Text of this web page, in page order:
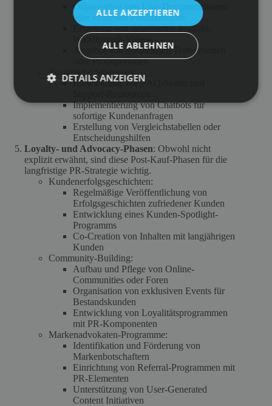
Organisation von Live-Demonstrationen
oder virtuellen Produkttouren
Erstellung von detaillierten Produkt-
Walkthrough-Videos
Angebot von kostenlosen Testversionen
oder Probeperioden
Zusätzliche Strategien:
Entwicklung von FAQ-Seiten und
Implementierung von Chatbots für
sofortige Kundenanfragen
Erstellung von Vergleichstabellen oder
Entscheidungshilfen
Loyalty- und Advocacy-Phasen: Obwohl nicht
explizit erwähnt, sind diese Post-Kauf-Phasen für die
langfristige PR-Strategie wichtig.
Kundenerfolgsgeschichten:
Regelmäßige Veröffentlichung von
Erfolgsgeschichten zufriedener Kunden
Entwicklung eines Kunden-Spotlight-
Programms
Co-Creation von Inhalten mit langjährigen
Kunden
Community-Building:
Aufbau und Pflege von Online-
Communities oder Foren
Organisation von exklusiven Events für
Bestandskunden
Entwicklung von Loyalitätsprogrammen
mit PR-Komponenten
Markenadvokaten-Programme:
Identifikation und Förderung von
Markenbotschaftern
Einrichtung von Referral-Programmen mit
PR-Elementen
Unterstützung von User-Generated
Content Initiativen
ALLE AKZEPTIEREN
ALLE ABLEHNEN
DETAILS ANZEIGEN